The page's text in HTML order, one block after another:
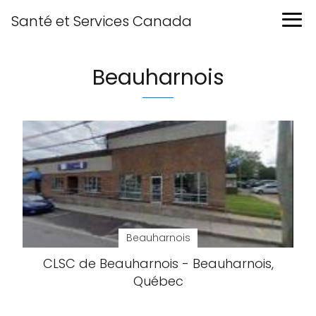
Santé et Services Canada
Beauharnois
Beauharnois
CLSC de Beauharnois - Beauharnois,
Québec